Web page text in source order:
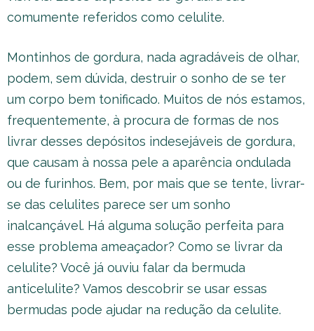
comumente referidos como celulite.
Montinhos de gordura, nada agradáveis de olhar,
podem, sem dúvida, destruir o sonho de se ter
um corpo bem tonificado. Muitos de nós estamos,
frequentemente, à procura de formas de nos
livrar desses depósitos indesejáveis de gordura,
que causam à nossa pele a aparência ondulada
ou de furinhos. Bem, por mais que se tente, livrar-
se das celulites parece ser um sonho
inalcançável. Há alguma solução perfeita para
esse problema ameaçador? Como se livrar da
celulite? Você já ouviu falar da bermuda
anticelulite? Vamos descobrir se usar essas
bermudas pode ajudar na redução da celulite.